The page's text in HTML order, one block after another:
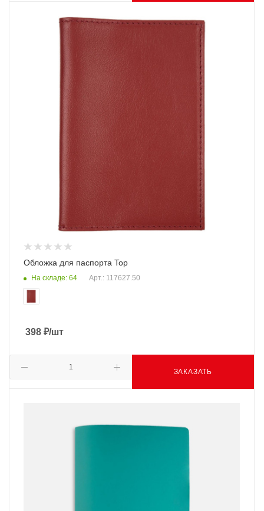
Обложка для паспорта Top
На складе: 64 Арт.: 117627.50
398 ₽/шт
ЗАКАЗАТЬ